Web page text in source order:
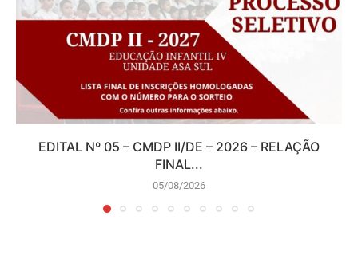
EDITAL Nº 05 – CMDP II/DE – 2026 – RELAÇÃO
FINAL...
05/08/2026